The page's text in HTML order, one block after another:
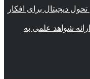
دیجیتال برای افکار
شواهد علمی به